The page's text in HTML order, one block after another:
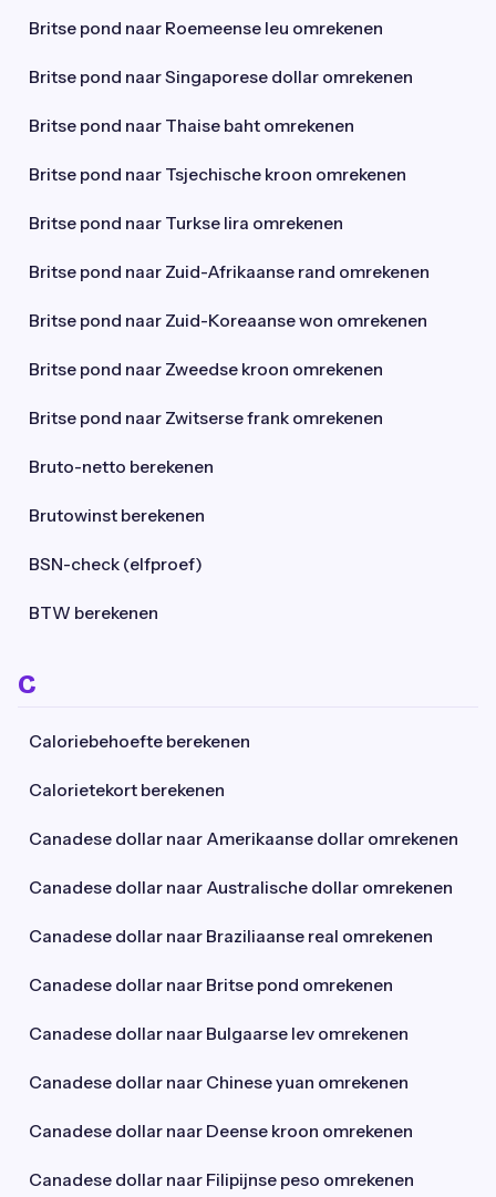
Britse pond naar Roemeense leu omrekenen
Britse pond naar Singaporese dollar omrekenen
Britse pond naar Thaise baht omrekenen
Britse pond naar Tsjechische kroon omrekenen
Britse pond naar Turkse lira omrekenen
Britse pond naar Zuid-Afrikaanse rand omrekenen
Britse pond naar Zuid-Koreaanse won omrekenen
Britse pond naar Zweedse kroon omrekenen
Britse pond naar Zwitserse frank omrekenen
Bruto-netto berekenen
Brutowinst berekenen
BSN-check (elfproef)
BTW berekenen
C
Caloriebehoefte berekenen
Calorietekort berekenen
Canadese dollar naar Amerikaanse dollar omrekenen
Canadese dollar naar Australische dollar omrekenen
Canadese dollar naar Braziliaanse real omrekenen
Canadese dollar naar Britse pond omrekenen
Canadese dollar naar Bulgaarse lev omrekenen
Canadese dollar naar Chinese yuan omrekenen
Canadese dollar naar Deense kroon omrekenen
Canadese dollar naar Filipijnse peso omrekenen